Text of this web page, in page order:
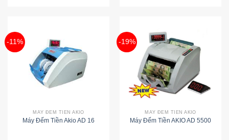
-11%
MÁY ĐẾM TIỀN AKIO
Máy Đếm Tiền Akio AD 16
-19%
MÁY ĐẾM TIỀN AKIO
Máy Đếm Tiền AKIO AD 5500